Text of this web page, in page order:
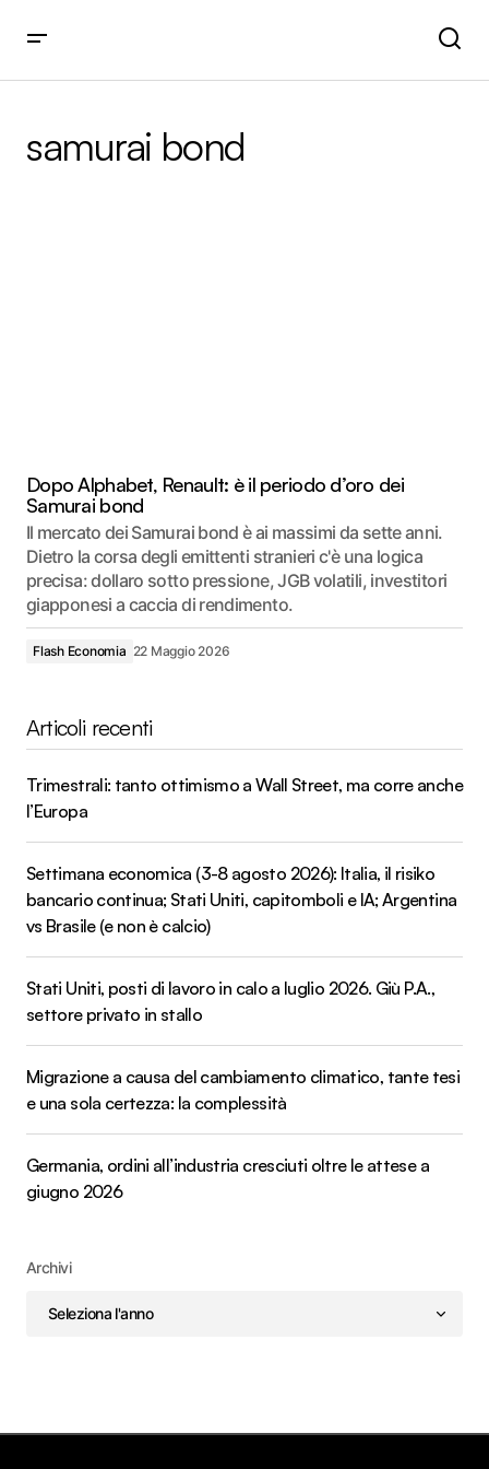
samurai bond
Dopo Alphabet, Renault: è il periodo d’oro dei
Samurai bond
Il mercato dei Samurai bond è ai massimi da sette anni.
Dietro la corsa degli emittenti stranieri c'è una logica
precisa: dollaro sotto pressione, JGB volatili, investitori
giapponesi a caccia di rendimento.
Flash Economia 22 Maggio 2026
Articoli recenti
Trimestrali: tanto ottimismo a Wall Street, ma corre anche
l’Europa
Settimana economica (3-8 agosto 2026): Italia, il risiko
bancario continua; Stati Uniti, capitomboli e IA; Argentina
vs Brasile (e non è calcio)
Stati Uniti, posti di lavoro in calo a luglio 2026. Giù P.A.,
settore privato in stallo
Migrazione a causa del cambiamento climatico, tante tesi
e una sola certezza: la complessità
Germania, ordini all’industria cresciuti oltre le attese a
giugno 2026
Archivi